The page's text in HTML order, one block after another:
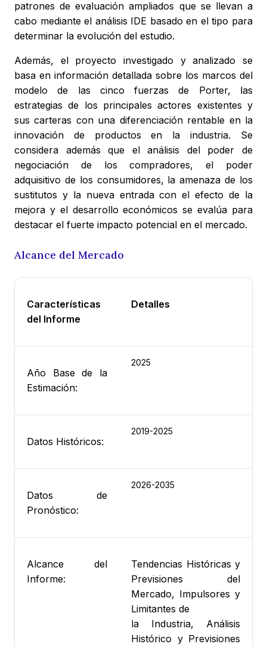
patrones de evaluación ampliados que se llevan a
cabo mediante el análisis IDE basado en el tipo para
determinar la evolución del estudio.
Además, el proyecto investigado y analizado se
basa en información detallada sobre los marcos del
modelo de las cinco fuerzas de Porter, las
estrategias de los principales actores existentes y
sus carteras con una diferenciación rentable en la
innovación de productos en la industria. Se
considera además que el análisis del poder de
negociación de los compradores, el poder
adquisitivo de los consumidores, la amenaza de los
sustitutos y la nueva entrada con el efecto de la
mejora y el desarrollo económicos se evalúa para
destacar el fuerte impacto potencial en el mercado.
Alcance del Mercado
Características
del Informe
Detalles
Año Base de la
Estimación:
2025
Datos Históricos:
2019-2025
Datos de
Pronóstico:
2026-2035
Alcance del
Informe:
Tendencias Históricas y
Previsiones del
Mercado, Impulsores y
Limitantes de
la Industria, Análisis
Histórico y Previsiones